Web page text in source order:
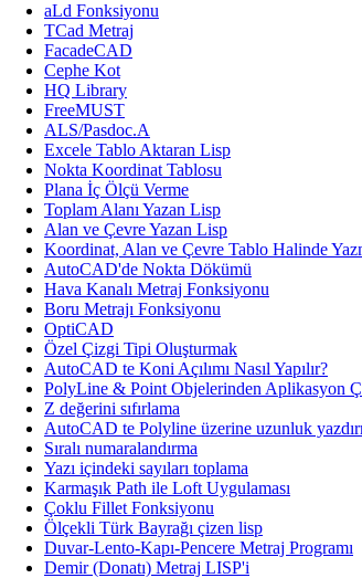
aLd Fonksiyonu
TCad Metraj
FacadeCAD
Cephe Kot
HQ Library
FreeMUST
ALS/Pasdoc.A
Excele Tablo Aktaran Lisp
Nokta Koordinat Tablosu
Plana İç Ölçü Verme
Toplam Alanı Yazan Lisp
Alan ve Çevre Yazan Lisp
Koordinat, Alan ve Çevre Tablo Halinde
AutoCAD'de Nokta Dökümü
Hava Kanalı Metraj Fonksiyonu
Boru Metrajı Fonksiyonu
OptiCAD
Özel Çizgi Tipi Oluşturmak
AutoCAD te Koni Açılımı Nasıl Yapılır?
PolyLine & Point Objelerinden Aplikasyon
Z değerini sıfırlama
AutoCAD te Polyline üzerine uzunluk
Sıralı numaralandırma
Yazı içindeki sayıları toplama
Karmaşık Path ile Loft Uygulaması
Çoklu Fillet Fonksiyonu
Ölçekli Türk Bayrağı çizen lisp
Duvar-Lento-Kapı-Pencere Metraj Programı
Demir (Donatı) Metraj LISP'i